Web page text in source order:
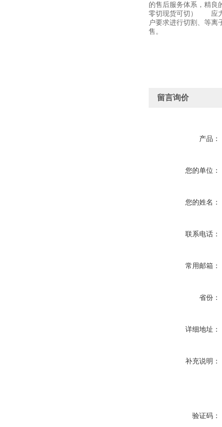
的售后服务体系，精良
零切现货可切） 应力
户要求进行切割、等
售。
留言询价
产品：
您的单位：
您的姓名：
联系电话：
常用邮箱：
省份：
详细地址：
补充说明：
验证码：